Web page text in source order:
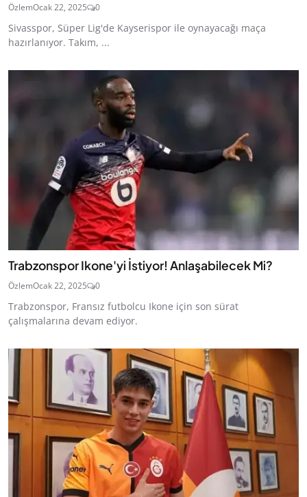
ÖzlemOcak 22, 2025 0
Sivasspor, Süper Lig'de Kayserispor ile oynayacağı maça
hazırlanıyor. Takım, ...
Trabzonspor Ikone'yi İstiyor! Anlaşabilecek Mi?
ÖzlemOcak 22, 2025 0
Trabzonspor, Fransız futbolcu Ikone için son sürat
çalışmalarına devam ediyor.